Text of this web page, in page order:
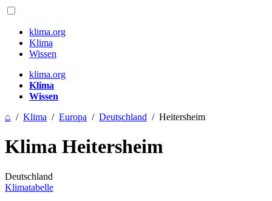
klima.org
Klima
Wissen
klima.org
Klima
Wissen
⌂ / Klima / Europa / Deutschland / Heitersheim
Klima Heitersheim
Deutschland
Klimatabelle